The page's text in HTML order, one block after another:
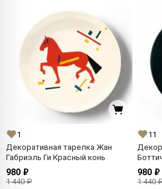
1
Декоративная тарелка Жан
Габриэль Ги Красный конь
980 ₽
1 440 ₽
11
980 ₽
1 440